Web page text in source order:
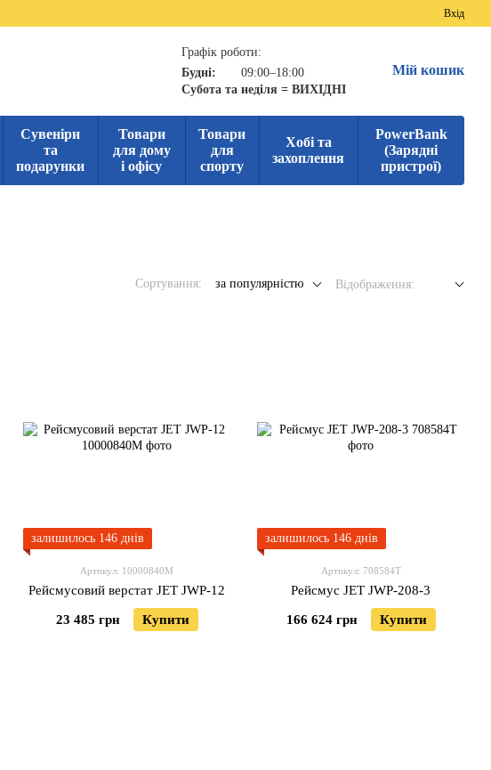
Вхід
Графік роботи:
Будні:
09:00–18:00
Субота та неділя = ВИХІДНІ
Мій кошик
Сувеніри
та
подарунки
Товари
для дому
і офісу
Товари
для
спорту
Хобі та
захоплення
PowerBank
(Зарядні
пристрої)
Сортування: за популярністю Відображення:
залишилось 146 днів
Артикул: 10000840M
Рейсмусовий верстат JET JWP-12
23 485 грн Купити
залишилось 146 днів
Артикул: 708584T
Рейсмус JET JWP-208-3
166 624 грн Купити